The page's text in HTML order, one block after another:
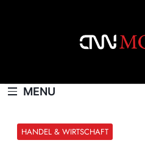
MENU
HANDEL & WIRTSCHAFT